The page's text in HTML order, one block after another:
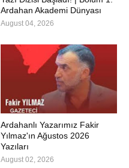
Ardahan Akademi Dünyası
August 04, 2026
Ardahanlı Yazarımız Fakir
Yılmaz'ın Ağustos 2026
Yazıları
August 02, 2026